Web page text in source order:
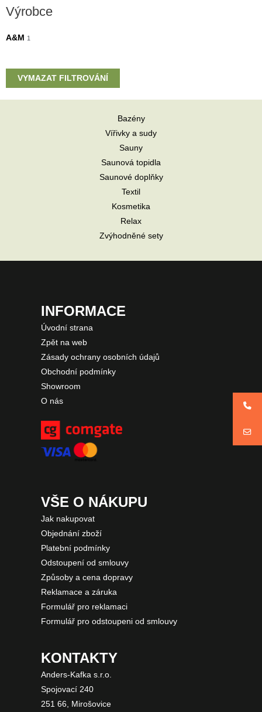
Výrobce
A&M 1
VYMAZAT FILTROVÁNÍ
Bazény
Vířivky a sudy
Sauny
Saunová topidla
Saunové doplňky
Textil
Kosmetika
Relax
Zvýhodněné sety
INFORMACE
Úvodní strana
Zpět na web
Zásady ochrany osobních údajů
Obchodní podmínky
Showroom
O nás
VŠE O NÁKUPU
Jak nakupovat
Objednání zboží
Platební podmínky
Odstoupení od smlouvy
Způsoby a cena dopravy
Reklamace a záruka
Formulář pro reklamaci
Formulář pro odstoupeni od smlouvy
KONTAKTY
Anders-Kafka s.r.o.
Spojovací 240
251 66, Mirošovice